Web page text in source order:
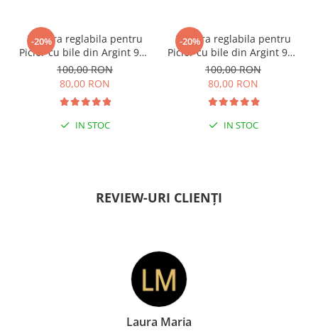
-20%
Bratara reglabila pentru
Picior cu bile din Argint 925
si margele Miyuki rosii
100,00 RON
80,00 RON
IN STOC
-20%
Bratara reglabila pentru
Picior cu bile din Argint 925
si margele Miyuki verzi
100,00 RON
80,00 RON
IN STOC
REVIEW-URI CLIENȚI
Laura Maria